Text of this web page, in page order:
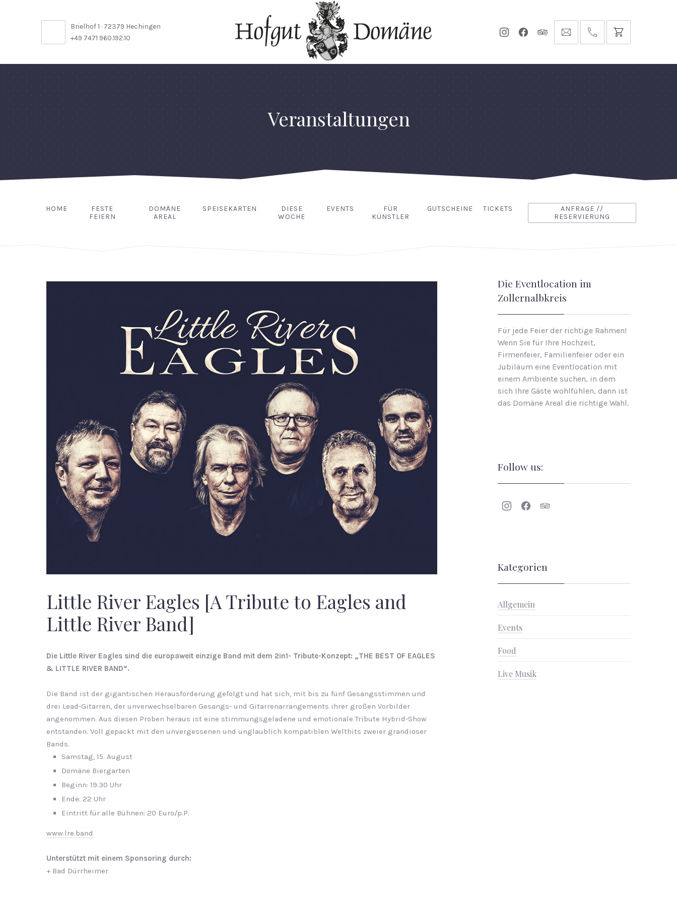
Brielhof 1 · 72379 Hechingen
+49 7471 960.192.10
NeuesNeuesNeues info@hofgut-0049747196019210
Veranstaltungen
HOME
FESTE
FEIERN
DOMÄNE
AREAL
SPEISEKARTEN
DIESE
WOCHE
EVENTS
FÜR
KÜNSTLER
GUTSCHEINE TICKETS
ANFRAGE //
RESERVIERUNG
Little River Eagles [A Tribute to Eagles and
Little River Band]
Die Little River Eagles sind die europaweit einzige Band mit dem 2in1- Tribute-Konzept: „THE BEST OF EAGLES
& LITTLE RIVER BAND“.
Die Band ist der gigantischen Herausforderung gefolgt und hat sich, mit bis zu fünf Gesangsstimmen und
drei Lead-Gitarren, der unverwechselbaren Gesangs- und Gitarren­arrangements ihrer großen Vorbilder
angenommen. Aus diesen Proben heraus ist eine stimmungsge­ladene und emotionale Tribute Hybrid-Show
entstanden. Voll gepackt mit den unvergessenen und unglaublich kompatiblen Welthits zweier grandioser
Bands.
Samstag, 15. August
Domäne Biergarten
Be­ginn: 19.30 Uhr
Ende: 22 Uhr
Eintritt für alle Bühnen: 20 Euro/p.P.
www.lre.band
Unterstützt mit einem Sponsoring durch:
+ Bad Dürrheimer
Die Eventlocation im
Zollernalbkreis
Für jede Feier der richtige Rahmen!
Wenn Sie für Ihre Hochzeit,
Firmenfeier, Familienfeier oder ein
Jubiläum eine Eventlocation mit
einem Ambiente suchen, in dem
sich Ihre Gäste wohlfühlen, dann ist
das Domäne Areal die richtige Wahl.
Follow us:
NeuesNeuesNeues
Kategorien
Allgemein
Events
Food
Live Musik